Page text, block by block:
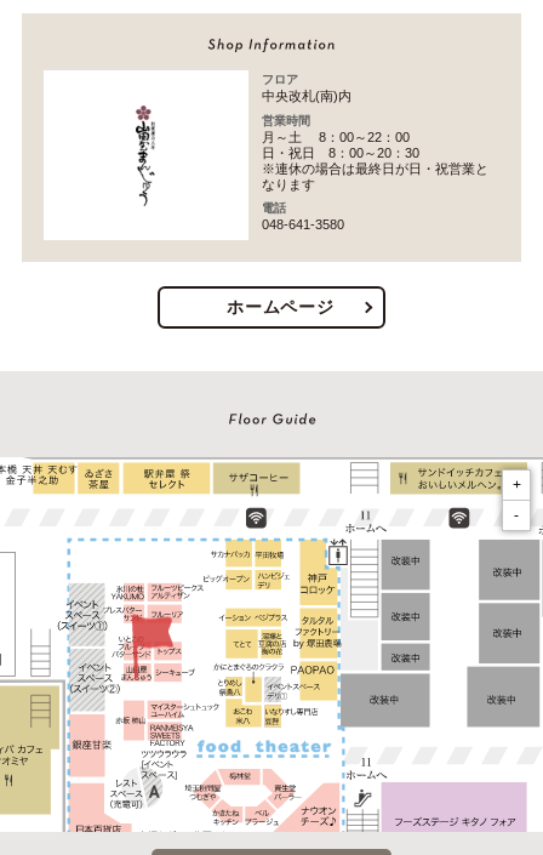
フロア
中央改札(南)内
営業時間
月～土 8：00～22：00
日・祝日 8：00～20：30
※連休の場合は最終日が日・祝営業と
なります
電話
048-641-3580
ホームページ
+
-